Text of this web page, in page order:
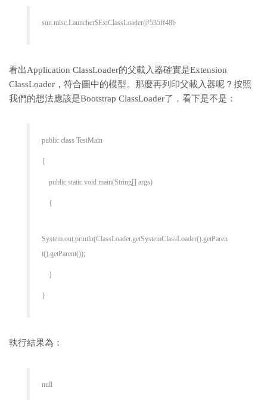
sun.misc.Launcher$ExtClassLoader@535ff48b
看出Application ClassLoader的父載入器確實是Extension
ClassLoader，符合圖中的模型。那麼再列印父載入器呢？按照
我們的想法應該是Bootstrap ClassLoader了，看下是不是：
public class TestMain
{
public static void main(String[] args)
{
System.out.println(ClassLoader.getSystemClassLoader().getParen
t().getParent());
}
}
執行結果為：
null